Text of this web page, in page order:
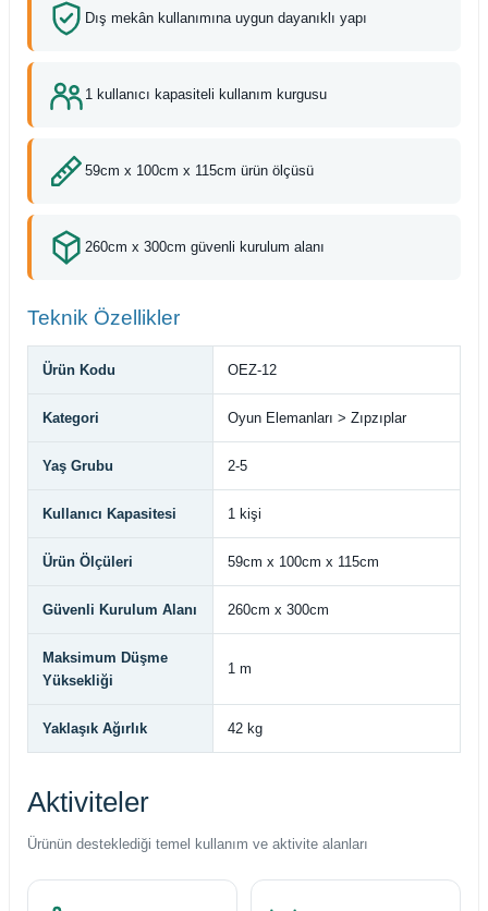
Dış mekân kullanımına uygun dayanıklı yapı
1 kullanıcı kapasiteli kullanım kurgusu
59cm x 100cm x 115cm ürün ölçüsü
260cm x 300cm güvenli kurulum alanı
Teknik Özellikler
Ürün Kodu OEZ-12
Kategori Oyun Elemanları > Zıpzıplar
Yaş Grubu 2-5
Kullanıcı Kapasitesi 1 kişi
Ürün Ölçüleri 59cm x 100cm x 115cm
Güvenli Kurulum Alanı 260cm x 300cm
Maksimum Düşme
Yüksekliği
1 m
Yaklaşık Ağırlık 42 kg
Aktiviteler
Ürünün desteklediği temel kullanım ve aktivite alanları